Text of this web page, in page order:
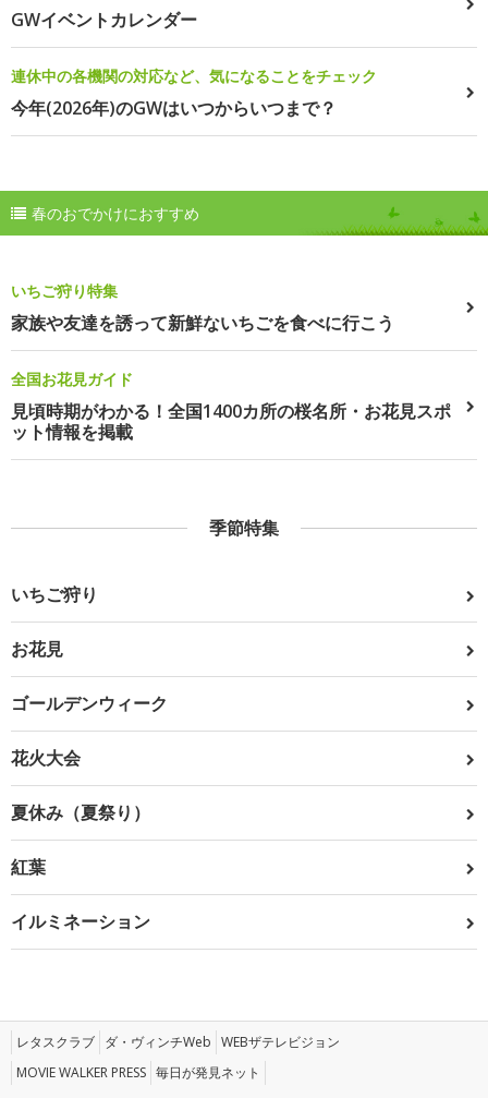
GWイベントカレンダー
連休中の各機関の対応など、気になることをチェック
今年(2026年)のGWはいつからいつまで？
春のおでかけにおすすめ
いちご狩り特集
家族や友達を誘って新鮮ないちごを食べに行こう
全国お花見ガイド
見頃時期がわかる！全国1400カ所の桜名所・お花見スポ
ット情報を掲載
季節特集
いちご狩り
お花見
ゴールデンウィーク
花火大会
夏休み（夏祭り）
紅葉
イルミネーション
レタスクラブ ダ・ヴィンチWeb WEBザテレビジョン
MOVIE WALKER PRESS 毎日が発見ネット